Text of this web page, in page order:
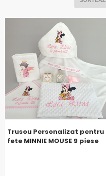
Trusou Personalizat pentru
fete MINNIE MOUSE 9 piese